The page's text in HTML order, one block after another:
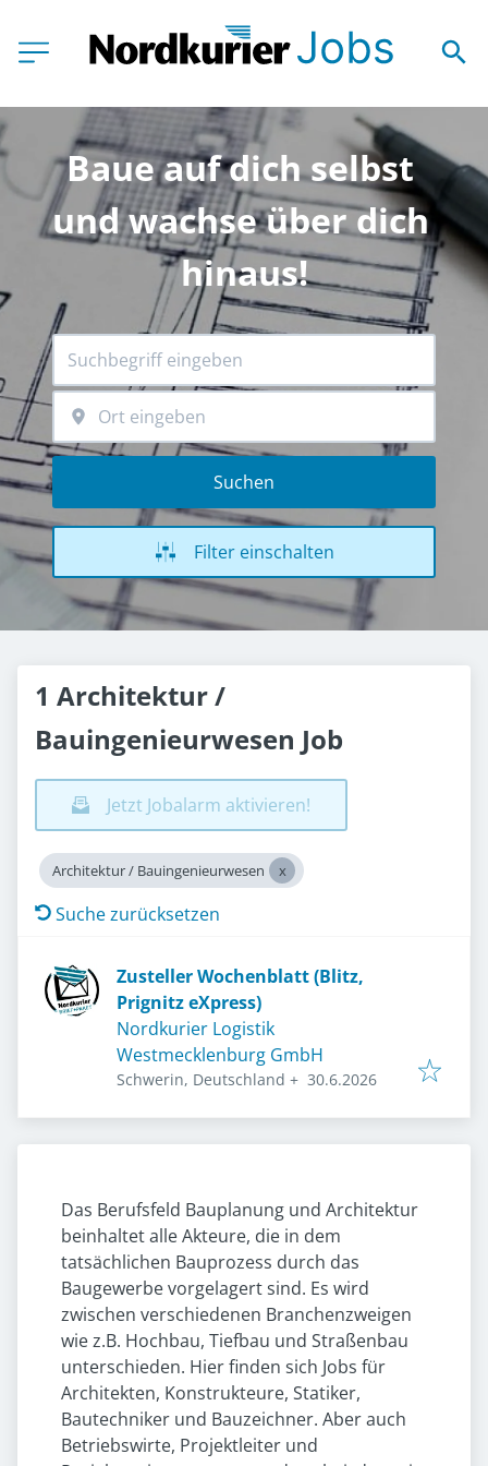
Baue auf dich selbst
und wachse über dich
hinaus!
Suchen
Filter einschalten
1 Architektur /
Bauingenieurwesen Job
Jetzt Jobalarm aktivieren!
Architektur / Bauingenieurwesen
Suche zurücksetzen
Zusteller Wochenblatt (Blitz,
Prignitz eXpress)
Nordkurier Logistik
Westmecklenburg GmbH
Schwerin, Deutschland + Veröffentlicht
30.6.2026
Das Berufsfeld Bauplanung und Architektur
beinhaltet alle Akteure, die in dem
tatsächlichen Bauprozess durch das
Baugewerbe vorgelagert sind. Es wird
zwischen verschiedenen Branchenzweigen
wie z.B. Hochbau, Tiefbau und Straßenbau
unterschieden. Hier finden sich Jobs für
Architekten, Konstrukteure, Statiker,
Bautechniker und Bauzeichner. Aber auch
Betriebswirte, Projektleiter und